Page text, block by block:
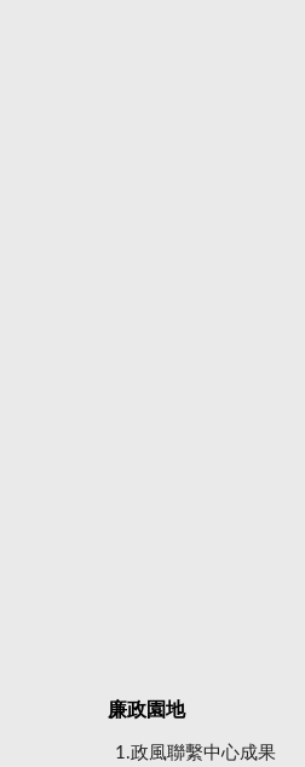
廉政園地
1.政風聯繫中心成果